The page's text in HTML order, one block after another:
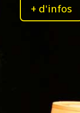
+ d'infos